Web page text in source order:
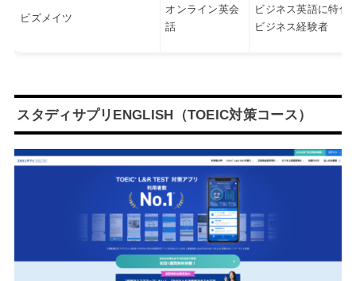
ビズメイツ
オンライン英会
話
ビジネス英語に特化
ビジネス経験者
スタディサプリENGLISH（TOEIC対策コース）